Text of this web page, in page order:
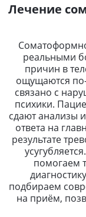
Лечение
реальными
причин в
ощущаются
связано с
психики.
сдают анализы
ответа на
результате
помогаем
подбираем
на приём,